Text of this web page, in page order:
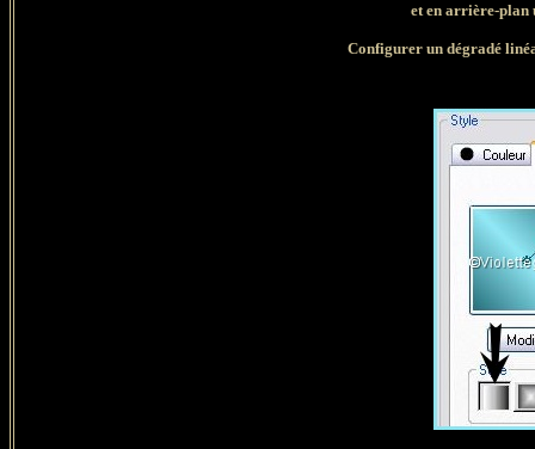
et en arrière-plan
Configurer un dégradé